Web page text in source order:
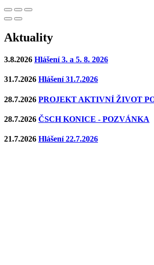
Aktuality
3.8.2026 Hlášení 3. a 5. 8. 2026
31.7.2026 Hlášení 31.7.2026
28.7.2026 PROJEKT AKTIVNÍ ŽIVOT
28.7.2026 ČSCH KONICE - POZVÁNKA
21.7.2026 Hlášení 22.7.2026